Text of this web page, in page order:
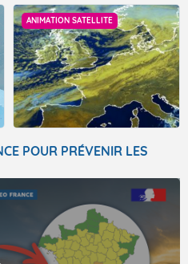
ANIMATION SATELLITE
POUR PRÉVENIR LES